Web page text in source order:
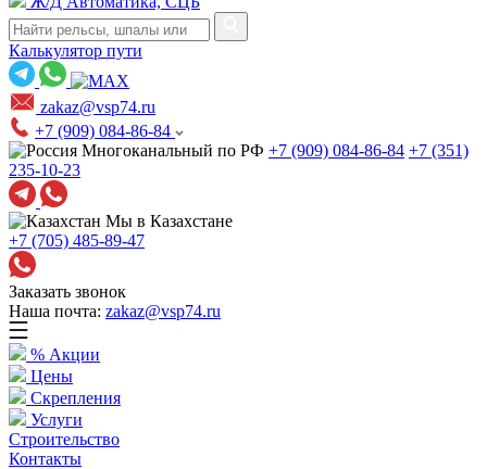
Калькулятор пути
zakaz@vsp74.ru
+7 (909) 084-86-84
Многоканальный по РФ +7 (909) 084-86-84 +7 (351)
235-10-23
Мы в Казахстане
+7 (705) 485-89-47
Заказать звонок
Наша почта: zakaz@vsp74.ru
% Акции
Цены
Скрепления
Услуги
Строительство
Контакты